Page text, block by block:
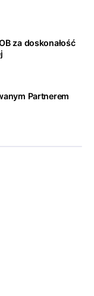
za doskonałość
Partnerem